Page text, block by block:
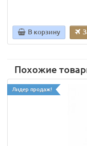
В корзину
Похожие
Лидер продаж!